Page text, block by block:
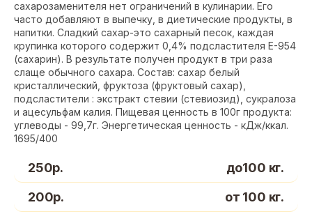
сахарозаменителя нет ограничений в кулинарии. Его
часто добавляют в выпечку, в диетические продукты, в
напитки. Сладкий сахар-это сахарный песок, каждая
крупинка которого содержит 0,4% подсластителя E-954
(сахарин). В результате получен продукт в три раза
слаще обычного сахара. Состав: сахар белый
кристаллический, фруктоза (фруктовый сахар),
подсластители : экстракт стевии (стевиозид), сукралоза
и ацесульфам калия. Пищевая ценность в 100г продукта:
углеводы - 99,7г. Энергетическая ценность - кДж/ккал.
1695/400
250р.
до100 кг.
200р.
от 100 кг.